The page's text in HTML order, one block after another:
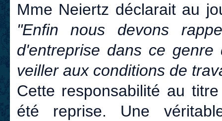
Mme Neiertz déclarait au
"Enfin nous devons
d'entreprise dans ce
veiller aux conditions de
Cette responsabilité au
été reprise. Une